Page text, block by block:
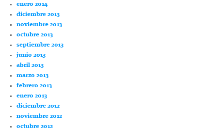
enero 2014
diciembre 2013
noviembre 2013
octubre 2013
septiembre 2013
junio 2013
abril 2013
marzo 2013
febrero 2013
enero 2013
diciembre 2012
noviembre 2012
octubre 2012